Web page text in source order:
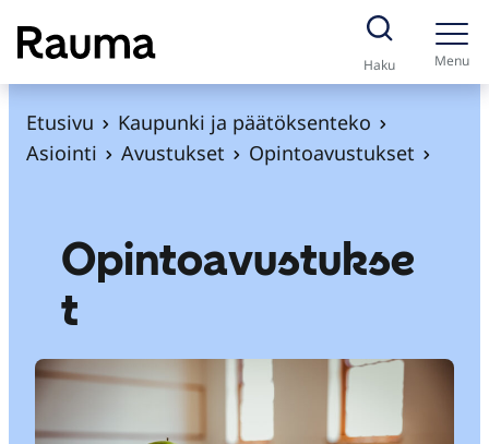
S
i
Haku Menu
Etusivu
Kaupunki ja päätöksenteko
Asiointi
Avustukset Opintoavustukset
Opintoavustukse
t